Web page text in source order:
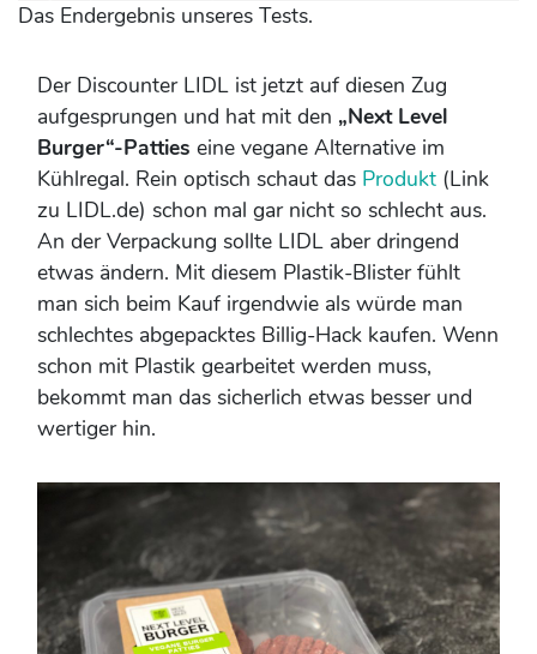
Das Endergebnis unseres Tests.
Der Discounter LIDL ist jetzt auf diesen Zug
aufgesprungen und hat mit den „Next Level
Burger“-Patties eine vegane Alternative im
Kühlregal. Rein optisch schaut das Produkt (Link
zu LIDL.de) schon mal gar nicht so schlecht aus.
An der Verpackung sollte LIDL aber dringend
etwas ändern. Mit diesem Plastik-Blister fühlt
man sich beim Kauf irgendwie als würde man
schlechtes abgepacktes Billig-Hack kaufen. Wenn
schon mit Plastik gearbeitet werden muss,
bekommt man das sicherlich etwas besser und
wertiger hin.